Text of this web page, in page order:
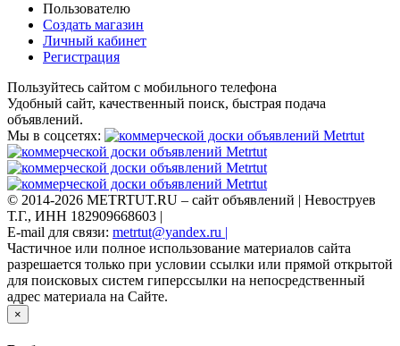
Пользователю
Создать магазин
Личный кабинет
Регистрация
Пользуйтесь сайтом с мобильного телефона
Удобный сайт, качественный поиск, быстрая подача
объявлений.
Мы в соцсетях:
© 2014-2026 METRTUT.RU – сайт объявлений | Невоструев
Т.Г., ИНН 182909668603 |
E-mail для связи: metrtut@yandex.ru |
Частичное или полное использование материалов сайта
разрешается только при условии ссылки или прямой открытой
для поисковых систем гиперссылки на непосредственный
адрес материала на Сайте.
×